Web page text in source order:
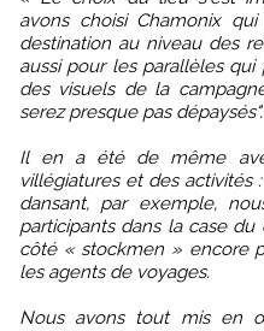
avons choisi Chamonix
destination au niveau des
aussi pour les parallèles
des visuels de la
serez presque pas dépaysés".
Il en a été de même
villégiatures et des activités
dansant, par exemple,
participants dans la case
côté « stockmen » encore
les agents de voyages.
Nous avons tout mis en